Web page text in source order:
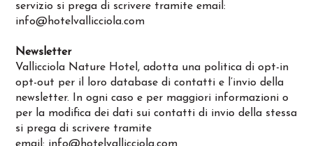
servizio si prega di scrivere tramite email:
info@hotelvallicciola.com
Newsletter
Vallicciola Nature Hotel, adotta una politica di opt-in
opt-out per il loro database di contatti e l’invio della
newsletter. In ogni caso e per maggiori informazioni o
per la modifica dei dati sui contatti di invio della stessa
si prega di scrivere tramite